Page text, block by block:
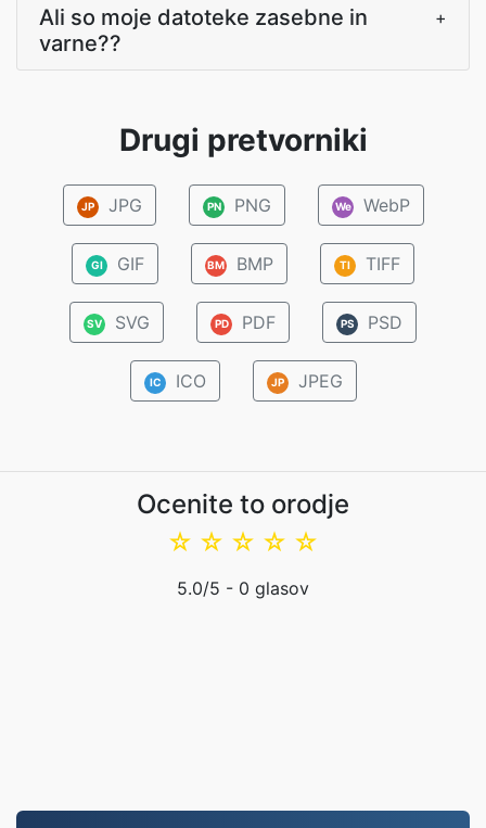
Ali so moje datoteke zasebne in
varne??
+
Drugi pretvorniki
JP JPG PN PNG We WebP
GI GIF BM BMP TI TIFF
SV SVG PD PDF PS PSD
IC ICO JP JPEG
Ocenite to orodje
☆
☆
☆
☆
☆
5.0/5 - 0 glasov